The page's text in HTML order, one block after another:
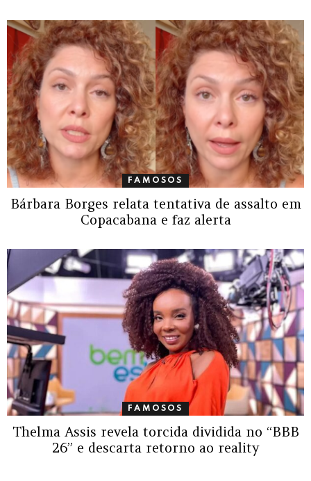
FAMOSOS
Bárbara Borges relata tentativa de assalto em
Copacabana e faz alerta
FAMOSOS
Thelma Assis revela torcida dividida no “BBB
26” e descarta retorno ao reality